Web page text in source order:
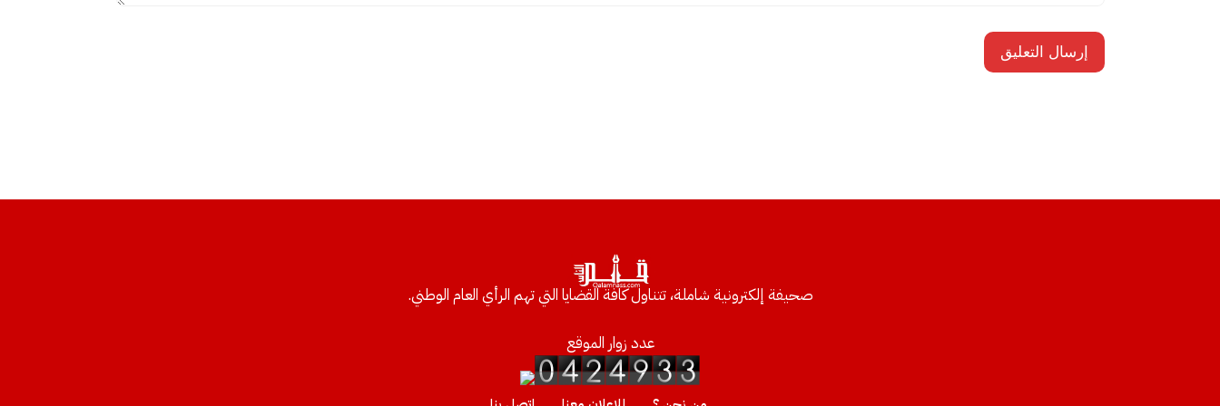
صحيفة إلكترونية شاملة، تتناول كافة القضايا التي تهم الرأي العام الوطني.
عدد زوار الموقع